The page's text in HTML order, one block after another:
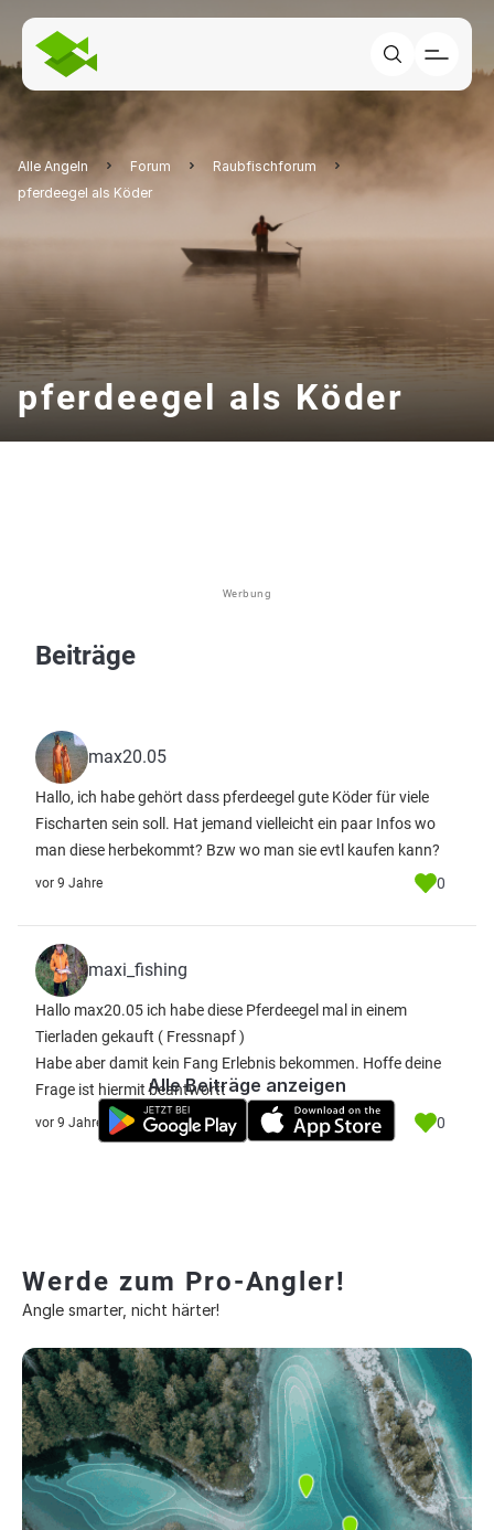
Alle Angeln Forum
Raubfischforum
pferdeegel als Köder
pferdeegel als Köder
Werbung
Beiträge
max20.05
Hallo, ich habe gehört dass pferdeegel gute Köder für viele
Fischarten sein soll. Hat jemand vielleicht ein paar Infos wo
man diese herbekommt? Bzw wo man sie evtl kaufen kann?
vor 9 Jahre 0
maxi_fishing
Hallo max20.05 ich habe diese Pferdeegel mal in einem
Tierladen gekauft ( Fressnapf )
Habe aber damit kein Fang Erlebnis bekommen. Hoffe deine
Frage ist hiermit beantwortt
vor 9 Jahre 0
Alle Beiträge anzeigen
Werde zum Pro-Angler!
Angle smarter, nicht härter!